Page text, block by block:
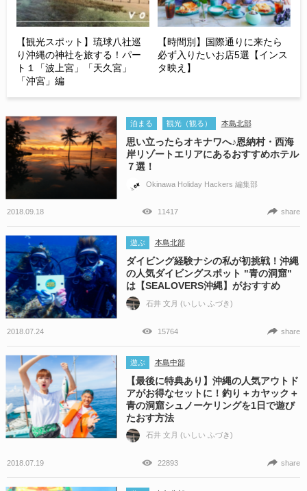
【観光スポット】琉球八社巡
り沖縄の神社を旅する！パー
ト１「波上宮」「天久宮」
「沖宮」編
【時間別】国際通りに来たら
必ず入りたいお店5選【インス
タ映え】
泊まる 観光（観る） 本島北部
思い立ったらオキナワへ♪恩納村・西海
岸リゾートエリアにあるおすすめホテル
７選！
Okinawa Holiday Hackers 編集部
2018.09.18 11417 share
遊ぶ 本島北部
ダイビング経験ナシの私が初挑戦！沖縄
の人気ダイビングスポット "青の洞窟"
は【SEALOVERS沖縄】がおすすめ
石井 文月 (いしい ふづき)
2018.07.24 15764 share
遊ぶ 本島中部
【最後に特典あり】沖縄の人気アウトド
アがお得なセットに！釣り＋カヤック＋
青の洞窟シュノーケリングを1日で遊び
たおす方法
石井 文月 (いしい ふづき)
2018.07.19 22893 share